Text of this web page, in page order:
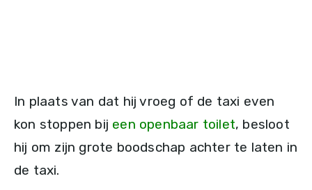
In plaats van dat hij vroeg of de taxi even
kon stoppen bij een openbaar toilet, besloot
hij om zijn grote boodschap achter te laten in
de taxi.